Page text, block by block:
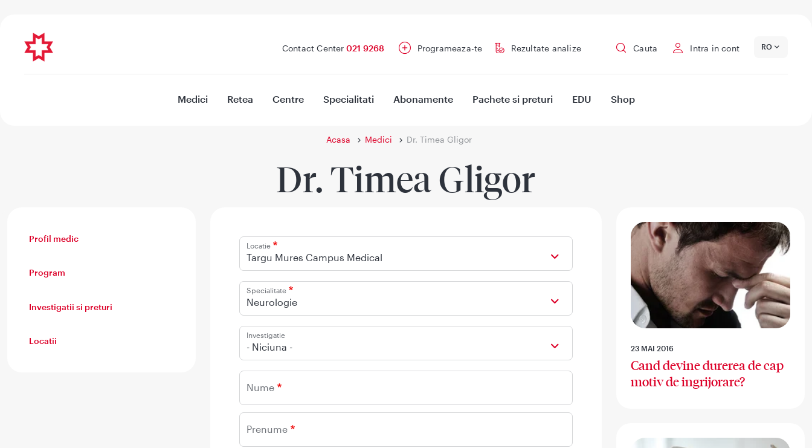
Contact Center 021 9268 Programeaza-te Rezultate analize Cauta Intra in cont RO
Medici Retea Centre Specialitati Abonamente Pachete si preturi EDU Shop
Acasa Medici Dr. Timea Gligor
Dr. Timea Gligor
Profil medic
Program
Investigatii si preturi
Locatii
Locatie
Targu Mures Campus Medical
Specialitate
Neurologie
Investigatie
- Niciuna -
Nume
Prenume
23 MAI 2016
Cand devine durerea de cap
motiv de ingrijorare?